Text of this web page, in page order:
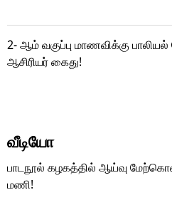
2- ஆம் வகுப்பு மாணவிக்கு
ஆசிரியர் கைது!
வீடியோ
பாடநூல் கழகத்தில் ஆய்வு
மணி!